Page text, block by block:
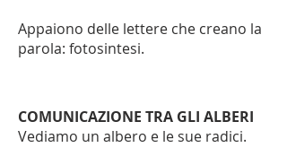
Appaiono delle lettere che creano la
parola: fotosintesi.
COMUNICAZIONE TRA GLI ALBERI
Vediamo un albero e le sue radici.